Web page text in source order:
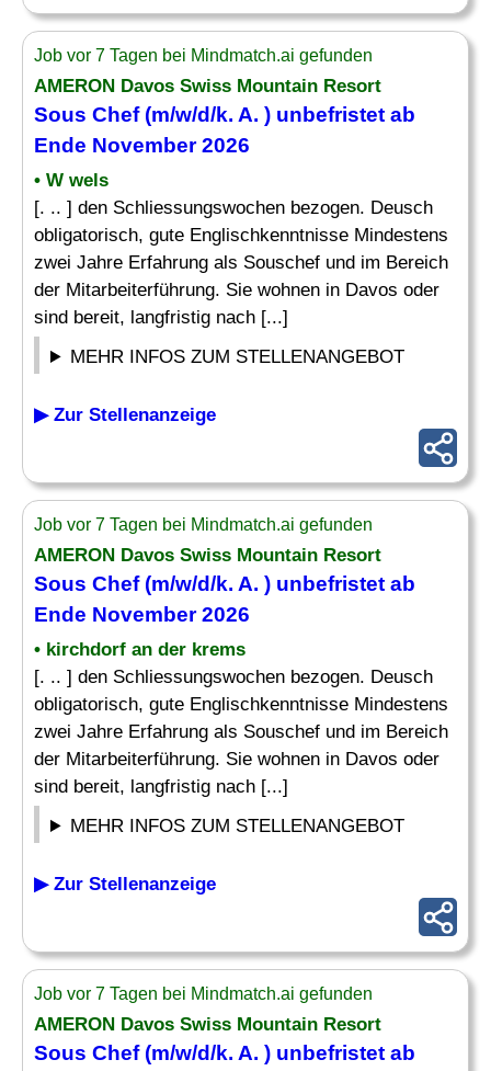
Job vor 7 Tagen bei Mindmatch.ai gefunden
AMERON Davos Swiss Mountain Resort
Sous Chef (m/w/d/k. A. ) unbefristet ab
Ende November 2026
• W wels
[. .. ] den Schliessungswochen bezogen. Deusch
obligatorisch, gute Englischkenntnisse Mindestens
zwei Jahre Erfahrung als Souschef und im Bereich
der Mitarbeiterführung. Sie wohnen in Davos oder
sind bereit, langfristig nach [...]
MEHR INFOS ZUM STELLENANGEBOT
▶ Zur Stellenanzeige
Job vor 7 Tagen bei Mindmatch.ai gefunden
AMERON Davos Swiss Mountain Resort
Sous Chef (m/w/d/k. A. ) unbefristet ab
Ende November 2026
• kirchdorf an der krems
[. .. ] den Schliessungswochen bezogen. Deusch
obligatorisch, gute Englischkenntnisse Mindestens
zwei Jahre Erfahrung als Souschef und im Bereich
der Mitarbeiterführung. Sie wohnen in Davos oder
sind bereit, langfristig nach [...]
MEHR INFOS ZUM STELLENANGEBOT
▶ Zur Stellenanzeige
Job vor 7 Tagen bei Mindmatch.ai gefunden
AMERON Davos Swiss Mountain Resort
Sous Chef (m/w/d/k. A. ) unbefristet ab